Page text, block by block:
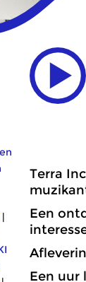
|
Terra
Een
Een uur